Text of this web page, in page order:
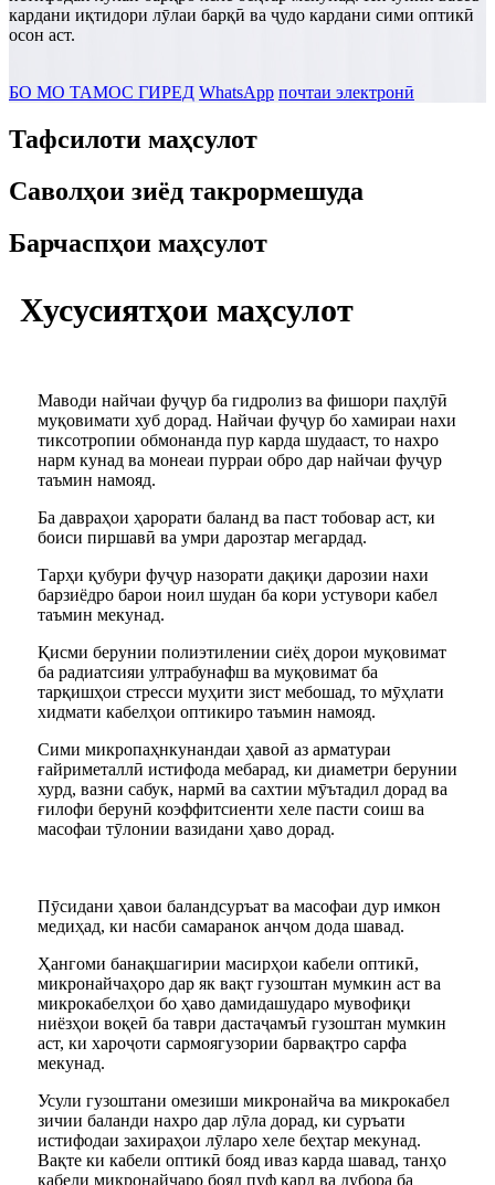
кардани иқтидори лӯлаи барқӣ ва ҷудо кардани сими оптикӣ
осон аст.
БО МО ТАМОС ГИРЕД WhatsApp почтаи электронӣ
Тафсилоти маҳсулот
Саволҳои зиёд такрормешуда
Барчаспҳои маҳсулот
Хусусиятҳои маҳсулот
Маводи найчаи фуҷур ба гидролиз ва фишори паҳлӯӣ
муқовимати хуб дорад. Найчаи фуҷур бо хамираи нахи
тиксотропии обмонанда пур карда шудааст, то нахро
нарм кунад ва монеаи пурраи обро дар найчаи фуҷур
таъмин намояд.
Ба давраҳои ҳарорати баланд ва паст тобовар аст, ки
боиси пиршавӣ ва умри дарозтар мегардад.
Тарҳи қубури фуҷур назорати дақиқи дарозии нахи
барзиёдро барои ноил шудан ба кори устувори кабел
таъмин мекунад.
Қисми берунии полиэтилении сиёҳ дорои муқовимат
ба радиатсияи ултрабунафш ва муқовимат ба
тарқишҳои стресси муҳити зист мебошад, то мӯҳлати
хидмати кабелҳои оптикиро таъмин намояд.
Сими микропаҳнкунандаи ҳавоӣ аз арматураи
ғайриметаллӣ истифода мебарад, ки диаметри берунии
хурд, вазни сабук, нармӣ ва сахтии мӯътадил дорад ва
ғилофи берунӣ коэффитсиенти хеле пасти соиш ва
масофаи тӯлонии вазидани ҳаво дорад.
Пӯсидани ҳавои баландсуръат ва масофаи дур имкон
медиҳад, ки насби самаранок анҷом дода шавад.
Ҳангоми банақшагирии масирҳои кабели оптикӣ,
микронайчаҳоро дар як вақт гузоштан мумкин аст ва
микрокабелҳои бо ҳаво дамидашударо мувофиқи
ниёзҳои воқеӣ ба таври дастаҷамъӣ гузоштан мумкин
аст, ки хароҷоти сармоягузории барвақтро сарфа
мекунад.
Усули гузоштани омезиши микронайча ва микрокабел
зичии баланди нахро дар лӯла дорад, ки суръати
истифодаи захираҳои лӯларо хеле беҳтар мекунад.
Вақте ки кабели оптикӣ бояд иваз карда шавад, танҳо
кабели микронайчаро бояд пуф кард ва дубора ба